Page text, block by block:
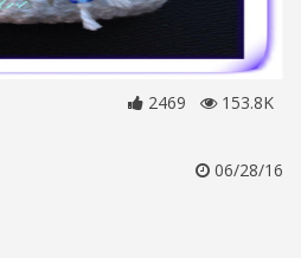
2469 153.8K
06/28/16